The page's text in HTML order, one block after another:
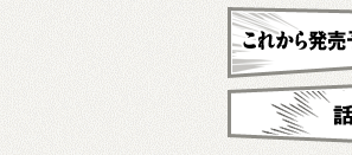
新刊・近刊
これから発売予定